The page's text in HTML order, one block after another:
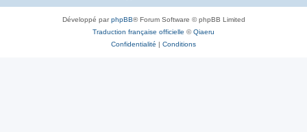
Développé parphpBB® Forum Software © phpBB Limited
Traduction française officielle ©Qiaeru
Confidentialité | Conditions